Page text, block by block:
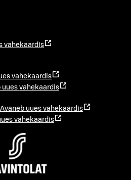
vahekaardis
vahekaardis
uues vahekaardis
Avaneb uues vahekaardis
vahekaardis